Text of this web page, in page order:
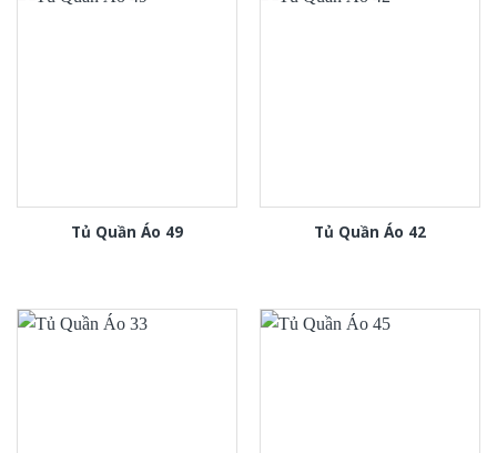
Tủ Quần Áo 49 Tủ Quần Áo 42